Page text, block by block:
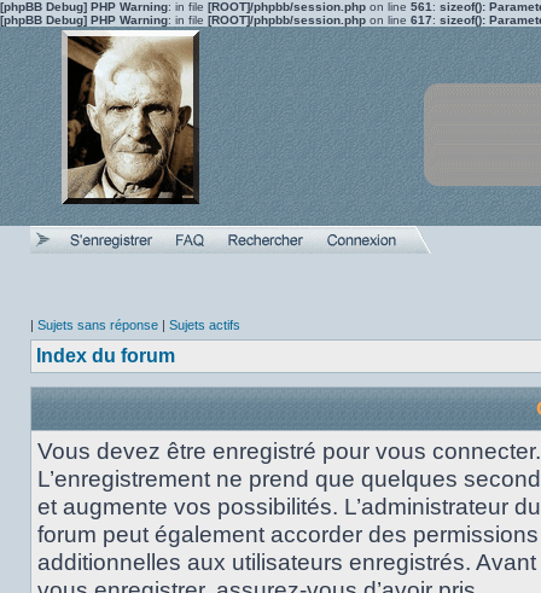
[phpBB Debug] PHP Warning: in file [ROOT]/phpbb/session.php on line 561 : sizeof():
[phpBB Debug] PHP Warning: in file [ROOT]/phpbb/session.php on line 617: sizeof():
| Sujets sans réponse | Sujets actifs
Index du forum
Vous devez être enregistré pour vous connecter.
L’enregistrement ne prend que quelques
et augmente vos possibilités. L’administrateur du
forum peut également accorder des permissions
additionnelles aux utilisateurs enregistrés.